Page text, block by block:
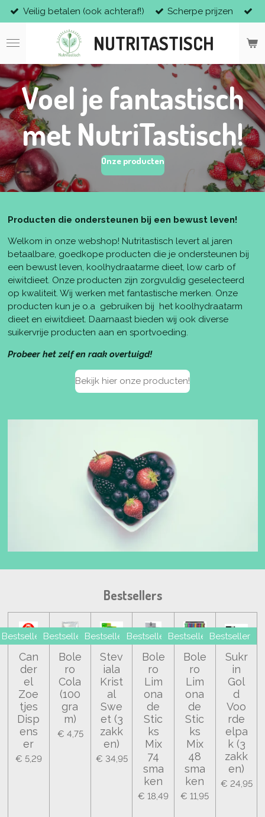
Ga
direct
naar
hoofdinhoud
NUTRITASTISCH
Veilig betalen (ook achteraf!) Scherpe prijzen
Voel je fantastisch
met NutriTastisch!
Onze producten
Producten die ondersteunen bij een bewust leven!
Welkom in onze webshop! Nutritastisch levert al jaren
betaalbare, goedkope producten die je ondersteunen bij
een bewust leven, koolhydraatarme dieet, low carb of
eiwitdieet. Onze producten zijn zorgvuldig geselecteerd
op kwaliteit. Wij werken met fantastische merken. Onze
producten kun je o.a gebruiken bij het koolhydraatarm
dieet en eiwitdieet. Daarnaast bieden wij ook diverse
suikervrije producten aan en sportvoeding.
Probeer het zelf en raak overtuigd!
Bekijk hier onze producten!
Bestsellers
Bestseller
Can
der
el
Zoe
tjes
Disp
ens
er
€ 5,29
Bestseller
Bole
ro
Cola
(100
gra
m)
€ 4,75
Bestseller
Stev
iala
Krist
al
Swe
et (3
zakk
en)
€ 34,95
Bestseller
Bole
ro
Lim
ona
de
Stic
ks
Mix
74
sma
ken
€ 18,49
Bestseller
Bole
ro
Lim
ona
de
Stic
ks
Mix
48
sma
ken
€ 11,95
Bestseller
Sukr
in
Gol
d
Voo
rde
elpa
k (3
zakk
en)
€ 24,95